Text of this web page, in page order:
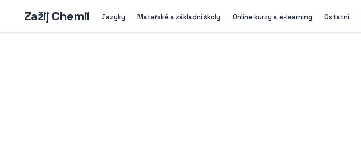
Zažij Chemii Jazyky Mateřské a základní školy Online kurzy a e-learning Ostatní